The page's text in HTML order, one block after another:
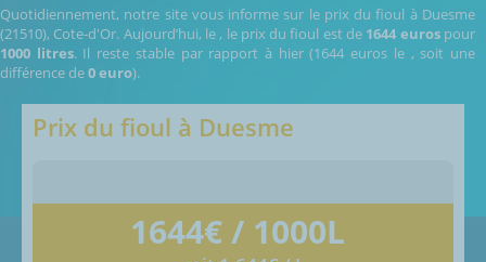
Quotidiennement, notre site vous informe sur le prix du fioul à Duesme
(21510), Cote-d'Or. Aujourd’hui, le , le prix du fioul est de 1644 eurospour
1000 litres. Il reste stable par rapport à hier (1644 euros le , soit une
différence de0 euro).
Prix du fioul à Duesme
1644€ / 1000L